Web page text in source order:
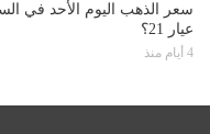
سعر الذهب اليوم الأحد في
عيار 21؟
4 أيام منذ